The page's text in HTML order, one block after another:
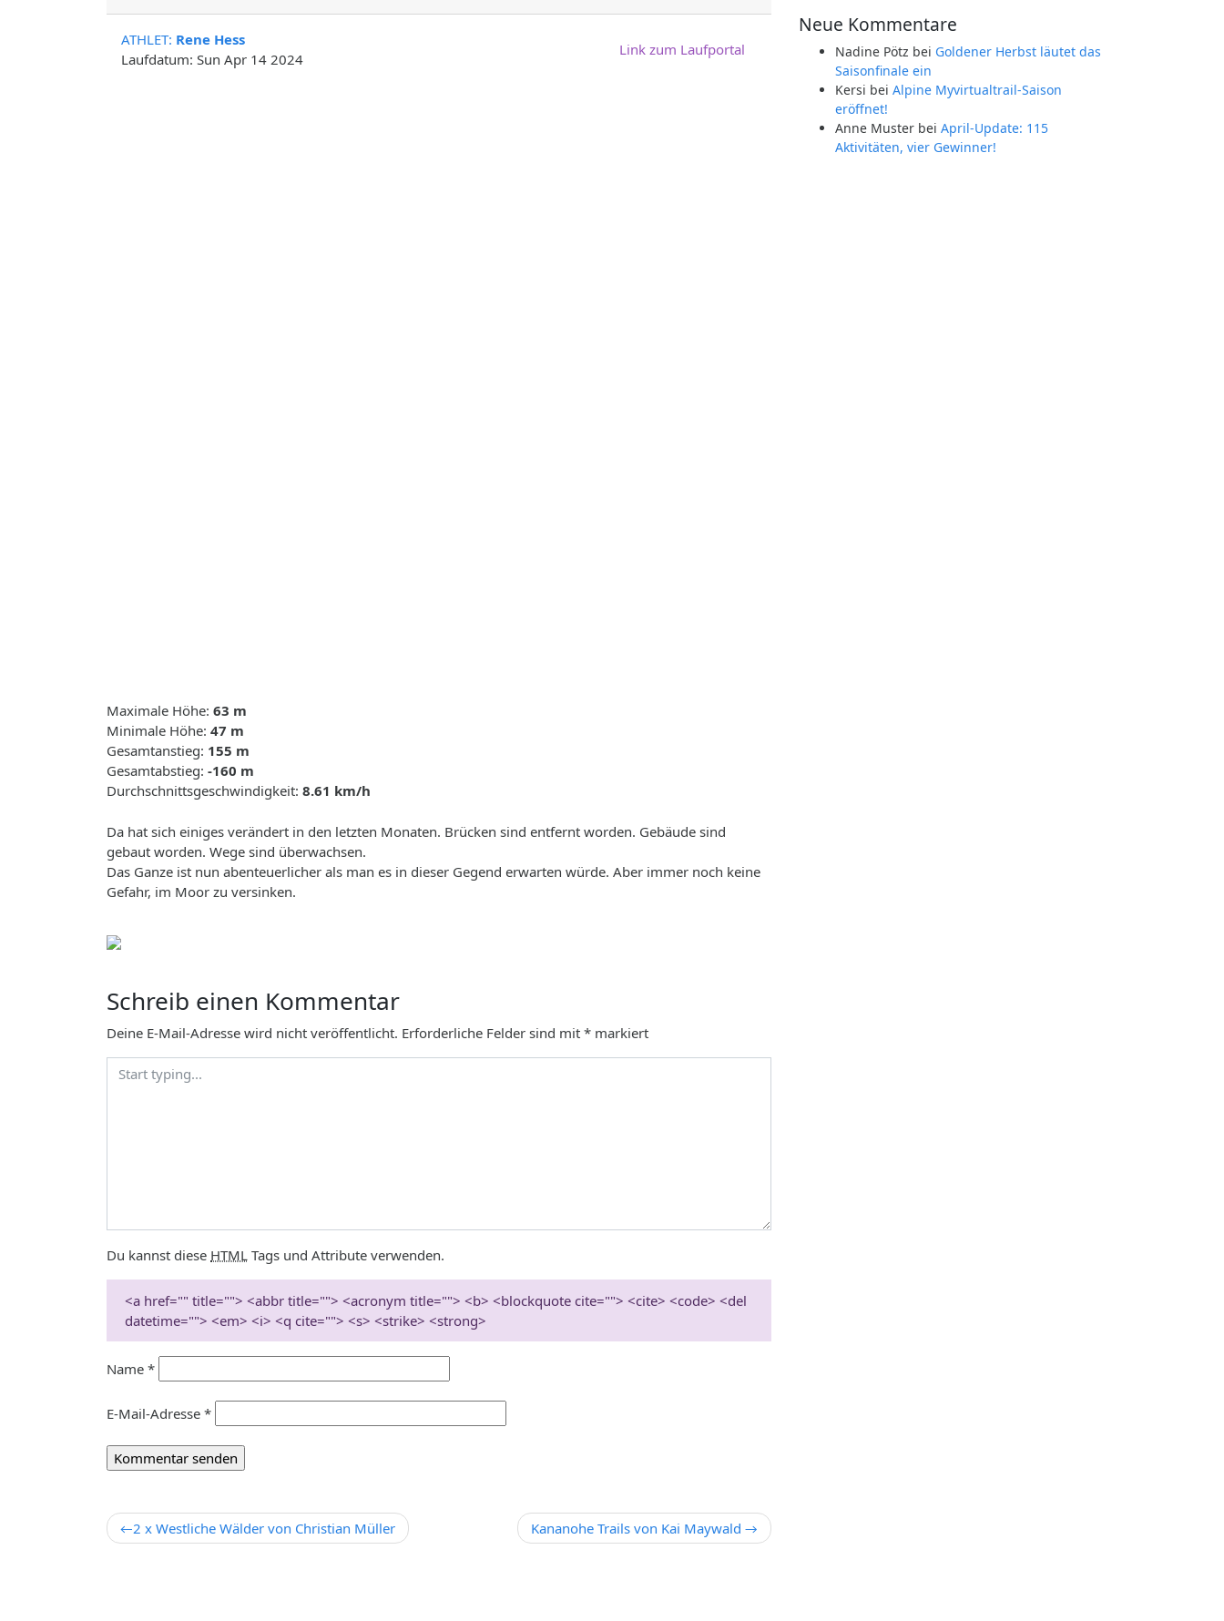
ATHLET: Rene Hess
Laufdatum: Sun Apr 14 2024
Link zum Laufportal
Maximale Höhe: 63 m
Minimale Höhe: 47 m
Gesamtanstieg: 155 m
Gesamtabstieg: -160 m
Durchschnittsgeschwindigkeit: 8.61 km/h
Da hat sich einiges verändert in den letzten Monaten. Brücken sind entfernt worden. Gebäude sind
gebaut worden. Wege sind überwachsen.
Das Ganze ist nun abenteuerlicher als man es in dieser Gegend erwarten würde. Aber immer noch keine
Gefahr, im Moor zu versinken.
Schreib einen Kommentar
Deine E-Mail-Adresse wird nicht veröffentlicht. Erforderliche Felder sind mit * markiert
Du kannst diese HTML Tags und Attribute verwenden.
<a href="" title=""> <abbr title=""> <acronym title=""> <b> <blockquote cite=""> <cite> <code> <del
datetime=""> <em> <i> <q cite=""> <s> <strike> <strong>
Name *
E-Mail-Adresse *
Beitrags-
2 x Westliche Wälder von Christian Müller Kananohe Trails von Kai Maywald
Neue Kommentare
Nadine Pötz bei Goldener Herbst läutet das
Saisonfinale ein
Kersi bei Alpine Myvirtualtrail-Saison
eröffnet!
Anne Muster bei April-Update: 115
Aktivitäten, vier Gewinner!